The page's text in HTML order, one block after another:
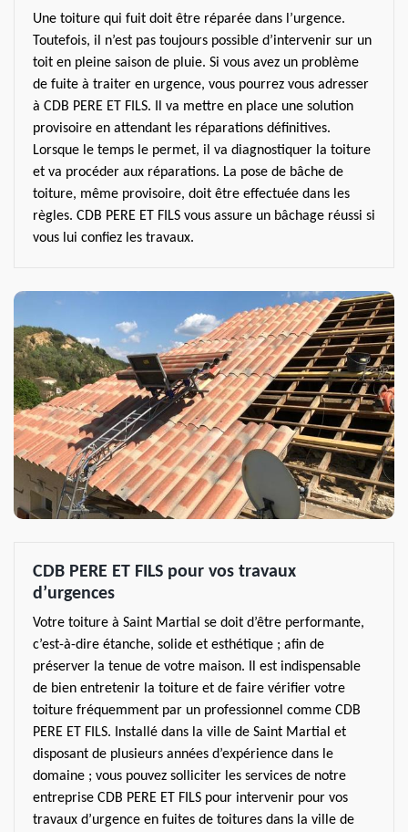
Une toiture qui fuit doit être réparée dans l’urgence.
Toutefois, il n’est pas toujours possible d’intervenir sur un
toit en pleine saison de pluie. Si vous avez un problème
de fuite à traiter en urgence, vous pourrez vous adresser
à CDB PERE ET FILS. Il va mettre en place une solution
provisoire en attendant les réparations définitives.
Lorsque le temps le permet, il va diagnostiquer la toiture
et va procéder aux réparations. La pose de bâche de
toiture, même provisoire, doit être effectuée dans les
règles. CDB PERE ET FILS vous assure un bâchage réussi si
vous lui confiez les travaux.
CDB PERE ET FILS pour vos travaux
d’urgences
Votre toiture à Saint Martial se doit d’être performante,
c’est-à-dire étanche, solide et esthétique ; afin de
préserver la tenue de votre maison. Il est indispensable
de bien entretenir la toiture et de faire vérifier votre
toiture fréquemment par un professionnel comme CDB
PERE ET FILS. Installé dans la ville de Saint Martial et
disposant de plusieurs années d’expérience dans le
domaine ; vous pouvez solliciter les services de notre
entreprise CDB PERE ET FILS pour intervenir pour vos
travaux d’urgence en fuites de toitures dans la ville de